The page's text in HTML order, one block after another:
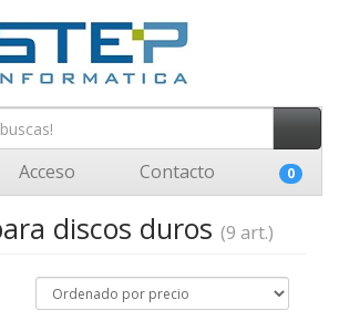
Acceso Contacto 0
discos duros (9 art.)